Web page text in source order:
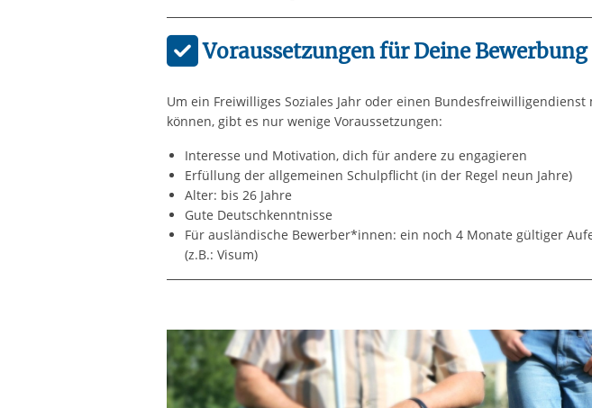
Voraussetzungen für Deine Bewerbung
Um ein Freiwilliges Soziales Jahr oder einen Bundesfreiwilligendienst
können, gibt es nur wenige Voraussetzungen:
Interesse und Motivation, dich für andere zu engagieren
Erfüllung der allgemeinen Schulpflicht (in der Regel neun Jahre)
Alter: bis 26 Jahre
Gute Deutschkenntnisse
Für ausländische Bewerber*innen: ein noch 4 Monate gültiger
(z.B.: Visum)